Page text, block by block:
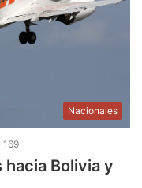
Nacionales
169
Bolivia y